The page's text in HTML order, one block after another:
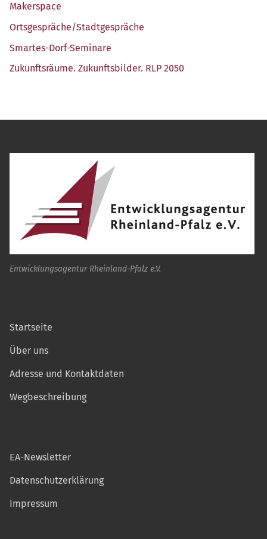
Maker­space
Ortsgespräche/​Stadtgespräche
Smar­tes-Dorf-Semi­na­re
Zukunfts­räu­me. Zukunfts­bil­der. RLP 2050
Entwicklungsagentur Rheinland-Pfalz e.V.
Startseite
Über uns
Adresse und Kontaktdaten
Wegbeschreibung
EA-Newsletter
Datenschutzerklärung
Impressum